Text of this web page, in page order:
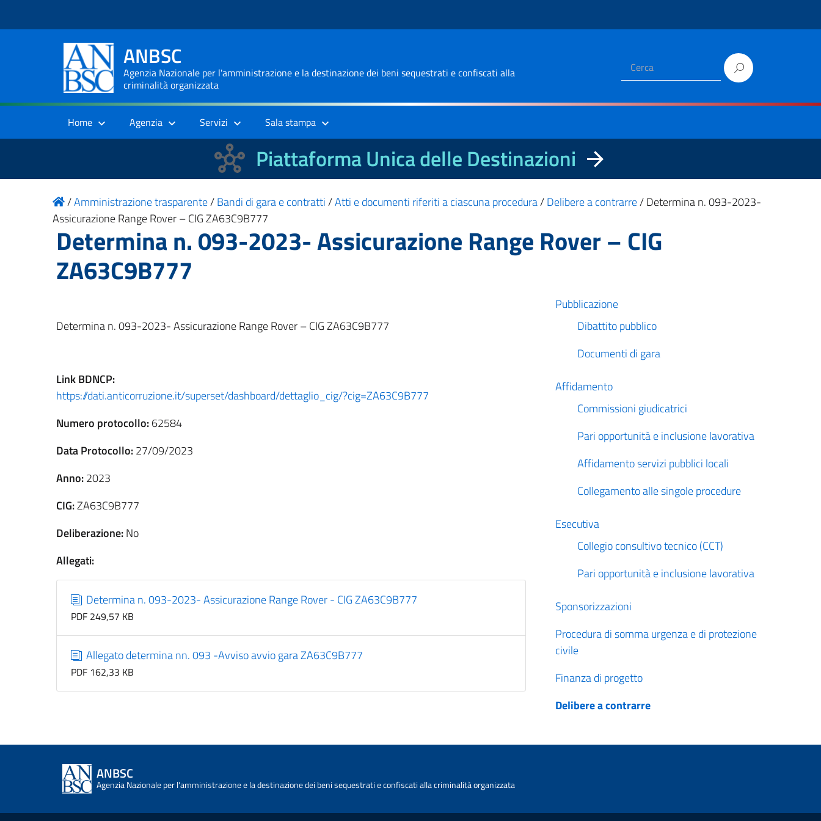
ANBSC
Agenzia Nazionale per l'amministrazione e la destinazione dei beni sequestrati e confiscati alla
criminalità organizzata
Home Agenzia Servizi Sala stampa
Piattaforma Unica delle Destinazioni
/Amministrazione trasparente/Bandi di gara e contratti/Atti e documenti riferiti a ciascuna procedura/Delibere a contrarre/Determina n. 093-2023-
Assicurazione Range Rover – CIG ZA63C9B777
Determina n. 093-2023- Assicurazione Range Rover – CIG
ZA63C9B777
Determina n. 093-2023- Assicurazione Range Rover – CIG ZA63C9B777
LinkBDNCP:
https://dati.anticorruzione.it/superset/dashboard/dettaglio_cig/?cig=ZA63C9B777
Numero protocollo:62584
Data Protocollo:27/09/2023
Anno:2023
CIG:ZA63C9B777
Deliberazione:No
Allegati:
Determina n. 093-2023- Assicurazione Range Rover - CIG ZA63C9B777
PDF 249,57 KB
Allegato determina nn. 093 -Avviso avvio gara ZA63C9B777
PDF 162,33 KB
Pubblicazione
Dibattito pubblico
Documenti di gara
Affidamento
Commissioni giudicatrici
Pari opportunità e inclusione lavorativa
Affidamento servizi pubblici locali
Collegamento alle singole procedure
Esecutiva
Collegio consultivo tecnico (CCT)
Pari opportunità e inclusione lavorativa
Sponsorizzazioni
Procedura di somma urgenza e di protezione
civile
Finanza di progetto
Delibere a contrarre
ANBSC
Agenzia Nazionale per l'amministrazione e la destinazione dei beni sequestrati e confiscati alla criminalità organizzata